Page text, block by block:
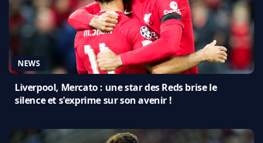
NEWS
Liverpool, Mercato : une star des Reds brise le
silence et s'exprime sur son avenir !